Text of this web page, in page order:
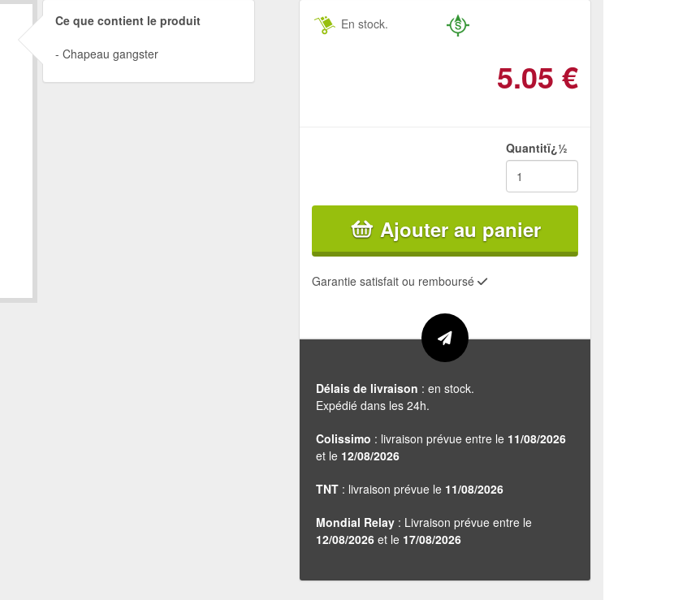
Ce que contient le produit
Chapeau gangster
En stock.
5.05 €
Quantitï¿½
Ajouter au panier
Garantie satisfait ou remboursé
Délais de livraison : en stock.
Expédié dans les 24h.
Colissimo : livraison prévue entre le 11/08/2026
et le 12/08/2026
TNT : livraison prévue le 11/08/2026
Mondial Relay : Livraison prévue entre le
12/08/2026 et le 17/08/2026